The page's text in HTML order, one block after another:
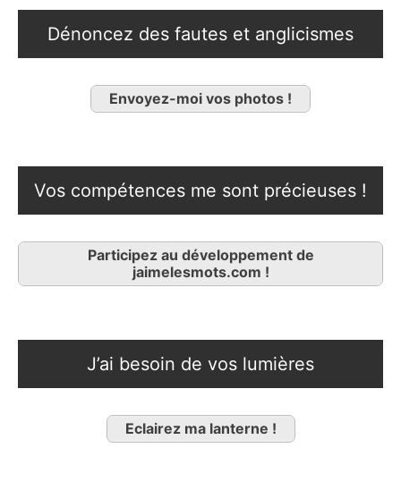
Dénoncez des fautes et anglicismes
Envoyez-moi vos photos !
Vos compétences me sont précieuses !
Participez au développement de
jaimelesmots.com !
J’ai besoin de vos lumières
Eclairez ma lanterne !